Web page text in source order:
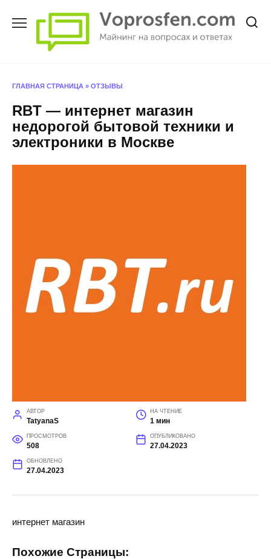
ГЛАВНАЯ СТРАНИЦА » ОТЗЫВЫ
RBT — интернет магазин
недорогой бытовой техники и
электроники в Москве
АВТОР
TatyanaS
НА ЧТЕНИЕ
1 мин
ПРОСМОТРОВ
508
ОПУБЛИКОВАНО
27.04.2023
ОБНОВЛЕНО
27.04.2023
интернет магазин
Похожие Страницы: